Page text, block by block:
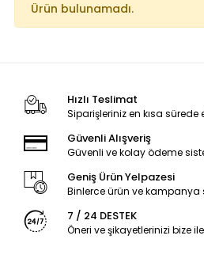
Ürün bulunamadı.
Hızlı Teslimat
Siparişleriniz en kısa sürede
Güvenli Alışveriş
Güvenli ve kolay ödeme
Geniş Ürün Yelpazesi
Binlerce ürün ve kampanya
7 / 24 DESTEK
Öneri ve şikayetlerinizi bize